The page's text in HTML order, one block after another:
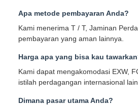
Apa metode pembayaran Anda?
Kami menerima T / T, Jaminan
pembayaran yang aman lainnya.
Harga apa yang bisa kau
Kami dapat mengakomodasi EXW,
istilah perdagangan internasional
Dimana pasar utama Anda?